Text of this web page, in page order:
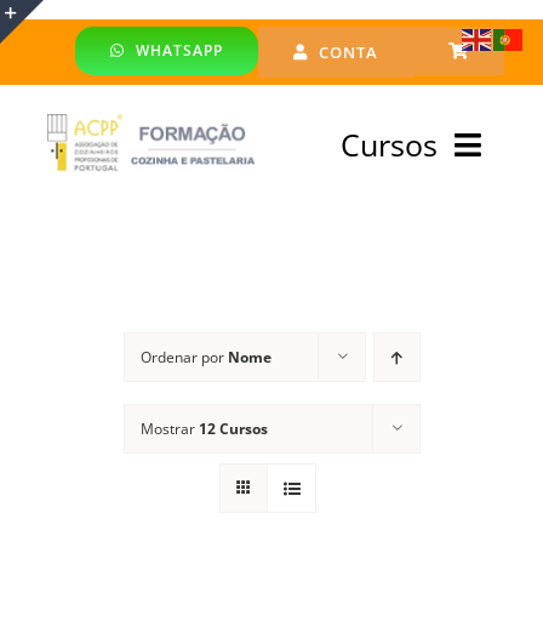
Skip
WHATSAPP CONTA
Cursos
Financiado
Ordenar por Nome
Mostrar 12 Cursos